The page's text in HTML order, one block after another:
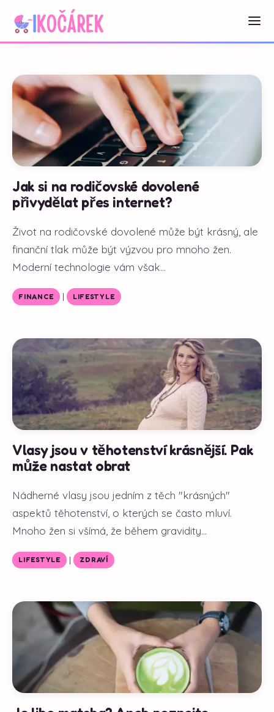
Jak si na rodičovské dovolené
přivydělat přes internet?
Život na rodičovské dovolené může být krásný, ale
finanční tlak může být výzvou pro mnoho žen.
Moderní technologie vám však...
FINANCE | LIFESTYLE
Vlasy jsou v těhotenství krásnější. Pak
může nastat obrat
Nádherné vlasy jsou jedním z těch "krásných"
aspektů těhotenství, o kterých se často mluví.
Mnoho žen si všímá, že během gravidity...
LIFESTYLE | ZDRAVÍ